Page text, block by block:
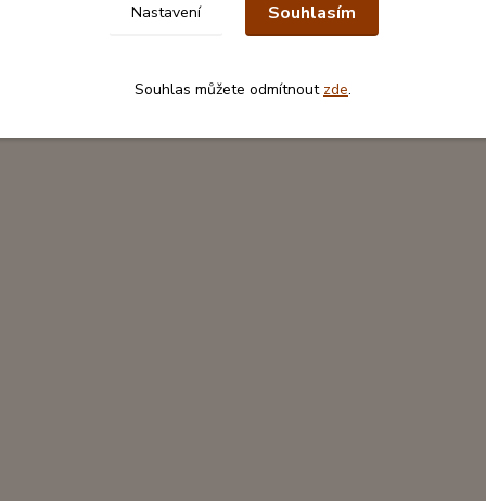
Nastavení Souhlasím
Souhlas můžete odmítnout zde.